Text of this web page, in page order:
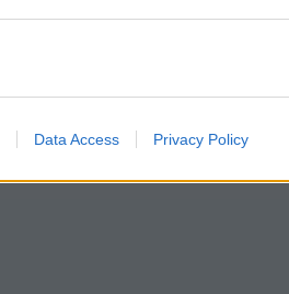
Data Access Privacy Policy